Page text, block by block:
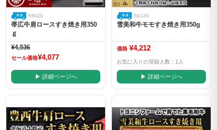
59625
帯広牛肩ロースすき焼き用350
ｇ
¥4,536
セール価格¥4,077
▶ 詳細ページへ
56125
雪美和牛モモすき焼き用350g
価格 ¥4,212
お気に入りの登録人数：1人
▶ 詳細ページへ